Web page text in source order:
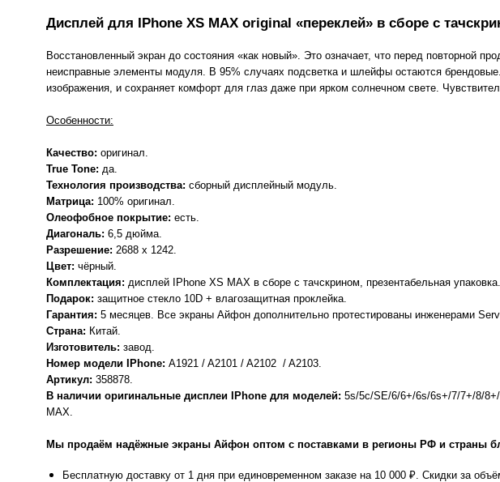
Дисплей для IPhone XS MAX original «переклей» в сборе с
Восстановленный экран до состояния «как новый». Это означает, что перед повторной
неисправные элементы модуля. В 95% случаях подсветка и шлейфы остаются
изображения, и сохраняет комфорт для глаз даже при ярком солнечном свете.
Особенности:
Качество: оригинал.
True Tone: да.
Технология производства: сборный дисплейный модуль.
Матрица: 100% оригинал.
Олеофобное покрытие: есть.
Диагональ: 6,5 дюйма.
Разрешение: 2688 x 1242.
Цвет: чёрный.
Комплектация: дисплей IPhone XS MAX в сборе с тачскрином, презентабельная упаковка.
Подарок: защитное стекло 10D + влагозащитная проклейка.
Гарантия: 5 месяцев. Все экраны Айфон дополнительно протестированы инженерами
Страна: Китай.
Изготовитель: завод.
Номер модели IPhone: A1921 / A2101 / A2102 / A2103.
Артикул: 358878.
В наличии оригинальные дисплеи IPhone для моделей: 5s/5с/SE/6/6+/6s/6s+/7/7+/8/
MAX.
Мы продаём надёжные экраны Айфон оптом с поставками в регионы РФ и страны
Бесплатную доставку от 1 дня при единовременном заказе на 10 000 ₽. Скидки за